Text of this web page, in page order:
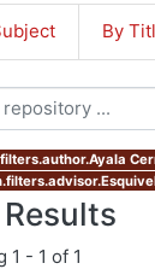
By
1 - 1 of 1